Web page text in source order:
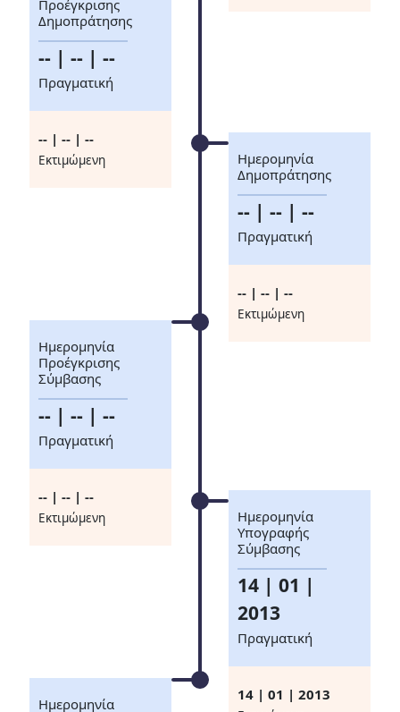
Προέγκρισης
Δημοπράτησης
-- | -- | --
Πραγματική
-- | -- | --
Eκτιμώμενη
Ημερομηνία
Δημοπράτησης
-- | -- | --
Πραγματική
-- | -- | --
Eκτιμώμενη
Ημερομηνία
Προέγκρισης
Σύμβασης
-- | -- | --
Πραγματική
-- | -- | --
Eκτιμώμενη
Ημερομηνία
Υπογραφής
Σύμβασης
14 | 01 |
2013
Πραγματική
14 | 01 | 2013
Ημερομηνία